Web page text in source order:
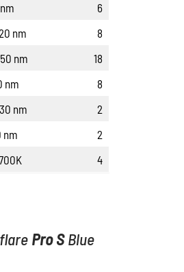
6
nm
8
nm
18
nm
8
nm
2
nm
2
4
ProS Blue